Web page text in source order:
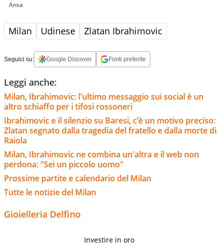
Ansa
Milan Udinese Zlatan Ibrahimovic
Seguici su: Google Discover Fonti preferite
Leggi anche:
Milan, Ibrahimovic: l'ultimo messaggio sui social è un
altro schiaffo per i tifosi rossoneri
Ibrahimovic e il silenzio su Baresi, c’è un motivo preciso:
Zlatan segnato dalla tragedia del fratello e dalla morte di
Raiola
Milan, Ibrahimovic ne combina un'altra e il web non
perdona: "Sei un piccolo uomo"
Prossime partite e calendario del Milan
Tutte le notizie del Milan
Gioielleria Delfino
Investire in oro